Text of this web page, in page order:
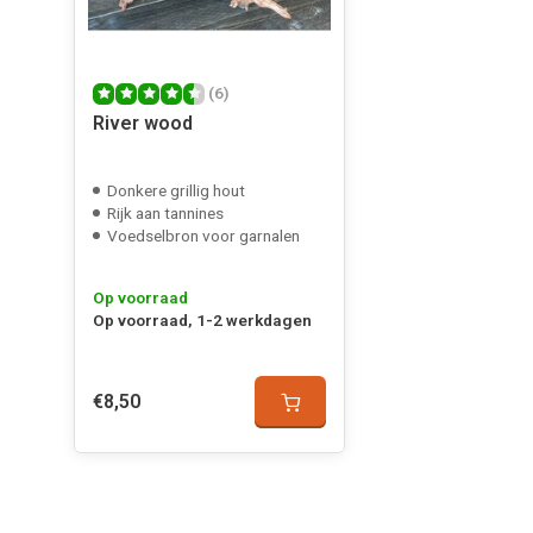
egbert broekhof
Geplaatst op 12/02/2023
(6)
River wood
Donkere grillig hout
Rijk aan tannines
Voedselbron voor garnalen
Op voorraad
Op voorraad, 1-2 werkdagen
€8,50